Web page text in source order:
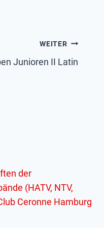
WEITER
Junioren II Latin